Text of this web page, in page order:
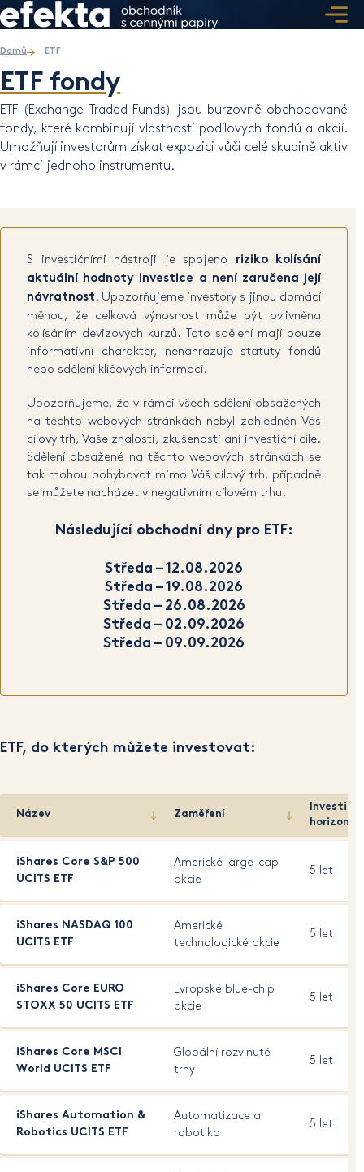
Domů ETF
ETF fondy
ETF (Exchange-Traded Funds) jsou burzovně obchodované
fondy, které kombinují vlastnosti podílových fondů a akcií.
Umožňují investorům získat expozici vůči celé skupině aktiv
v rámci jednoho instrumentu.
S investičními nástroji je spojeno
riziko kolísání
aktuální hodnoty investice a není zaručena její
návratnost . Upozorňujeme investory s jinou domácí
měnou, že celková výnosnost může být ovlivněna
kolísáním devizových kurzů. Tato sdělení mají pouze
informativní charakter, nenahrazuje statuty fondů
nebo sdělení klíčových informací.
Upozorňujeme, že v rámci všech sdělení obsažených
na těchto webových stránkách nebyl zohledněn Váš
cílový trh, Vaše znalosti, zkušenosti ani investiční cíle.
Sdělení obsažené na těchto webových stránkách se
tak mohou pohybovat mimo Váš cílový trh, případně
se můžete nacházet v negativním cílovém trhu.
Následující obchodní dny pro ETF:
Středa – 12.08.2026
Středa – 19.08.2026
Středa – 26.08.2026
Středa – 02.09.2026
Středa – 09.09.2026
ETF, do kterých můžete investovat:
Název Zaměření
Investiční
horizont
iShares Core S&P 500
UCITS ETF
Americké large-cap
akcie
5 let
iShares NASDAQ 100
UCITS ETF
Americké
technologické akcie
5 let
iShares Core EURO
STOXX 50 UCITS ETF
Evropské blue-chip
akcie
5 let
iShares Core MSCI
World UCITS ETF
Globální rozvinuté
trhy
5 let
iShares Automation &
Robotics UCITS ETF
Automatizace a
robotika
5 let